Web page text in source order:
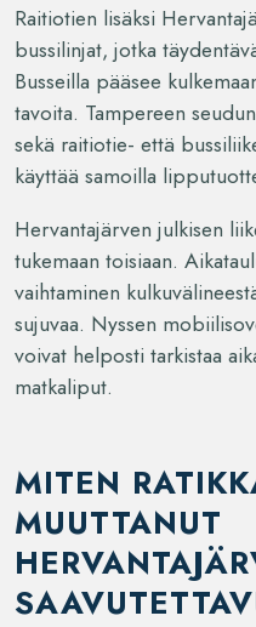
Raitiotien lisäksi
bussilinjat, jotka
Busseilla pääsee
tavoita. Tampereen
sekä raitiotie- että
käyttää samoilla
Hervantajärven julkisen
tukemaan toisiaan.
vaihtaminen
sujuvaa. Nyssen
voivat helposti tarkistaa
matkaliput.
MITEN
MUUTTANUT